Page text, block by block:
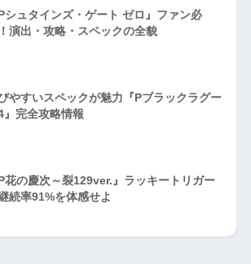
Pシュタインズ・ゲート ゼロ』ファン必
演出・攻略・スペックの全貌
やすいスペックが魅力『Pブラックラグー
』完全攻略情報
P花の慶次～裂129ver.』ラッキートリガー
続率91%を体感せよ